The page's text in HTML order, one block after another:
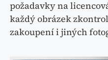
požadavky na
každý obrázek
zakoupení i jiných